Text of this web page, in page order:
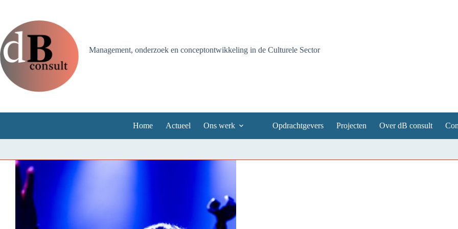
inhoud
Management, onderzoek en conceptontwikkeling in de Culturele Sector
Home Actueel Ons werk Opdrachtgevers Projecten Over dB consult